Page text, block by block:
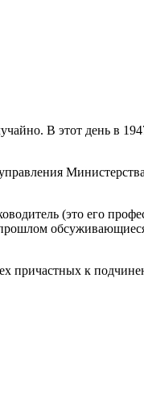
В этот день в
(это его
причастных к